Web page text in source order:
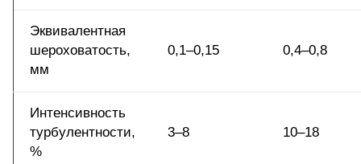
Эквивалентная
шероховатость,
мм
0,1–0,15 0,4–0,8
Интенсивность
турбулентности,
%
3–8 10–18